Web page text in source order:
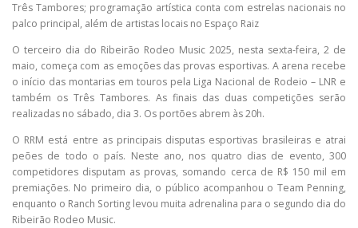
Três Tambores; programação artística conta com estrelas nacionais no
palco principal, além de artistas locais no Espaço Raiz
O terceiro dia do Ribeirão Rodeo Music 2025, nesta sexta-feira, 2 de
maio, começa com as emoções das provas esportivas. A arena recebe
o início das montarias em touros pela Liga Nacional de Rodeio – LNR e
também os Três Tambores. As finais das duas competições serão
realizadas no sábado, dia 3. Os portões abrem às 20h.
O RRM está entre as principais disputas esportivas brasileiras e atrai
peões de todo o país. Neste ano, nos quatro dias de evento, 300
competidores disputam as provas, somando cerca de R$ 150 mil em
premiações. No primeiro dia, o público acompanhou o Team Penning,
enquanto o Ranch Sorting levou muita adrenalina para o segundo dia do
Ribeirão Rodeo Music.